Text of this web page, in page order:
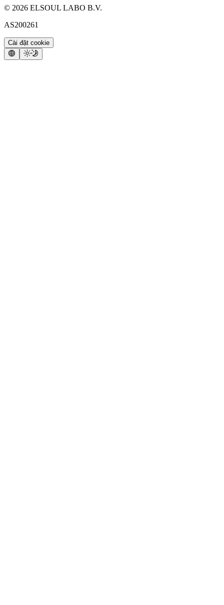
© 2026 ELSOUL LABO B.V.
AS200261
Cài đặt cookie